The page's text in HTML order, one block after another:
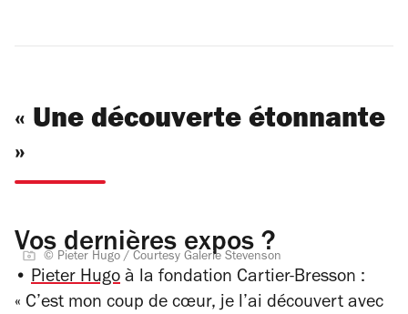
« Une découverte étonnante
»
Vos dernières expos ?
© Pieter Hugo / Courtesy Galerie Stevenson
• Pieter Hugo à la fondation Cartier-Bresson :
« C’est mon coup de cœur, je l’ai découvert avec